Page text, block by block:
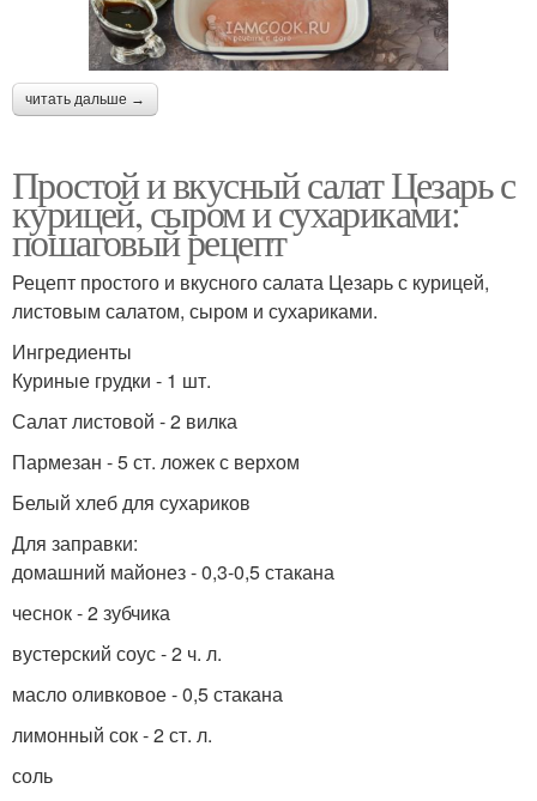
читать дальше →
Простой и вкусный салат Цезарь с
курицей, сыром и сухариками:
пошаговый рецепт
Рецепт простого и вкусного салата Цезарь с курицей,
листовым салатом, сыром и сухариками.
Ингредиенты
Куриные грудки - 1 шт.
Салат листовой - 2 вилка
Пармезан - 5 ст. ложек с верхом
Белый хлеб для сухариков
Для заправки:
домашний майонез - 0,3-0,5 стакана
чеснок - 2 зубчика
вустерский соус - 2 ч. л.
масло оливковое - 0,5 стакана
лимонный сок - 2 ст. л.
соль